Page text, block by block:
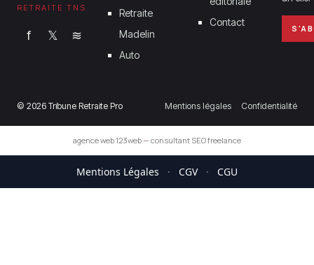
RETRAITE TNS
f 𝕏 ≋
Retraite
Madelin
Auto
Contact
© 2026 Tribune Retraite Pro Mentions légales Confidentialité
agence web 123web— consultant SEO freelance
Mentions Légales · CGV · CGU